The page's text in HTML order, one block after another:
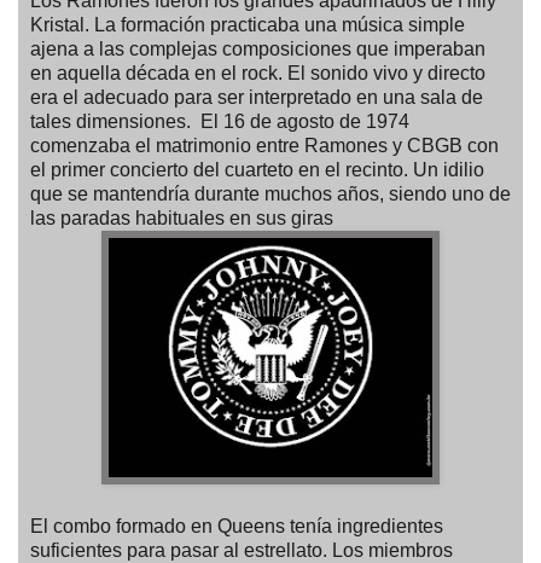
Kristal. La formación practicaba una música simple
ajena a las complejas composiciones que imperaban
en aquella década en el rock. El sonido vivo y directo
era el adecuado para ser interpretado en una sala de
tales dimensiones. El 16 de agosto de 1974
comenzaba el matrimonio entre Ramones y CBGB con
el primer concierto del cuarteto en el recinto. Un idilio
que se mantendría durante muchos años, siendo uno de
las paradas habituales en sus giras
El combo formado en Queens tenía ingredientes
suficientes para pasar al estrellato. Los miembros